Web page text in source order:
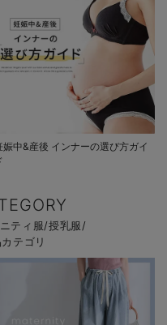
娠中&産後 インナーの選び方ガイ
ティ服/授乳服/
テゴリ